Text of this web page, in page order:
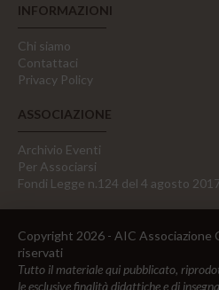
INFORMAZIONI
Chi siamo
Contattaci
Privacy Policy
ASSOCIAZIONE
Archivio Eventi
Per Associarsi
Fondi Legge n.124 del 4 agosto
Copyright 2026 - AIC
riservati
Tutto il materiale qui pubblicato,
le esclusive finalità didattiche e di